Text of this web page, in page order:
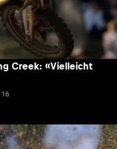
Creek: «Vielleicht